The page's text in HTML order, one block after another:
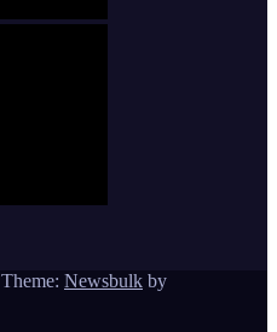
Theme: Newsbulk by